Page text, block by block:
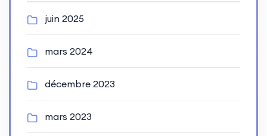
juin 2025
mars 2024
décembre 2023
mars 2023